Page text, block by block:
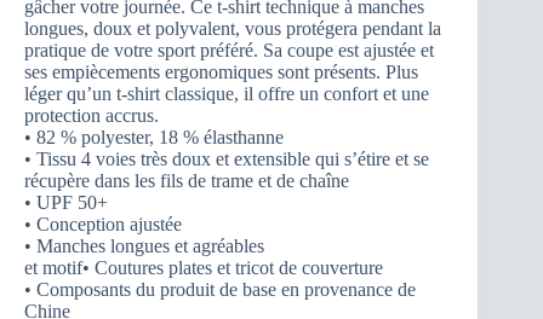
gâcher votre journée. Ce t-shirt technique à manches
longues, doux et polyvalent, vous protégera pendant la
pratique de votre sport préféré. Sa coupe est ajustée et
ses empiècements ergonomiques sont présents. Plus
léger qu’un t-shirt classique, il offre un confort et une
protection accrus.
• 82 % polyester, 18 % élasthanne
• Tissu 4 voies très doux et extensible qui s’étire et se
récupère dans les fils de trame et de chaîne
• UPF 50+
• Conception ajustée
• Manches longues et agréables
et motif• Coutures plates et tricot de couverture
• Composants du produit de base en provenance de
Chine